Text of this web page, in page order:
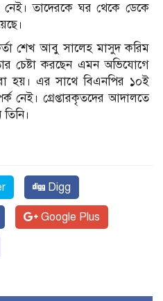
তাদেরকে ঘর থেকে ডেকে
শেখ আবু সালেহ মাসুদ করিম
চেষ্টা করছেন এমন অভিযোগে
হয়। এর সাথে বিএনপির ১০ই
নেই। গ্রেপ্তারকৃতদের আদালতে
Digg
Google Plus